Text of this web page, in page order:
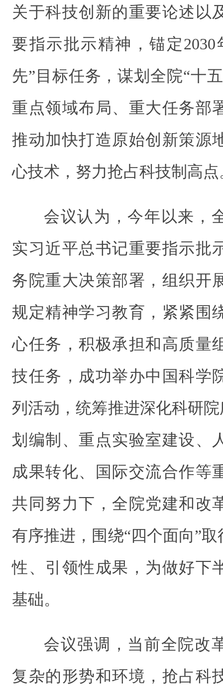
关于科技创新的重要论述以
要指示批示精神，锚定
先”目标任务，谋划全院“十
重点领域布局、重大任务部
推动加快打造原始创新策源
心技术，努力抢占科技制高点
会议认为，今年以来，
实习近平总书记重要指示批
务院重大决策部署，组织开
规定精神学习教育，紧紧围
心任务，积极承担和高质量
技任务，成功举办中国科学
列活动，统筹推进深化科研
划编制、重点实验室建设、
成果转化、国际交流合作等
共同努力下，全院党建和改
有序推进，围绕“四个面向”
性、引领性成果，为做好下
基础。
会议强调，当前全院改
复杂的形势和环境，抢占科